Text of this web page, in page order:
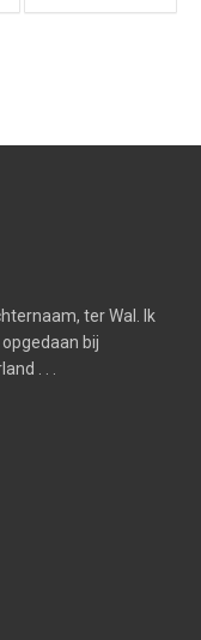
ter Wal. Ik
bij
. . .